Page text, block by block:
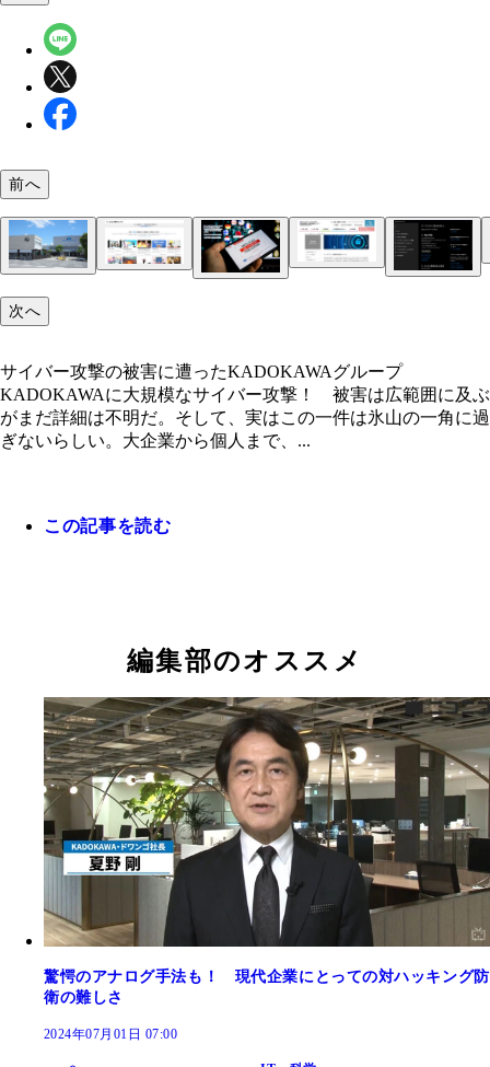
名古屋港やトヨタ関連会社もサイバー攻撃の被
停止する事態に！。そして今年、JAXAは昨年から
回のサイバー攻撃が続き各種情報が流出したこと
している
6月8日に発覚したKADOKAWAグループへのサイ
撃により「ニコニコ動画」はサービス全般がスト
ムへ移籍する事態に……
金を支払わない場合、盗まれた各種データが流出
まう
大病院もサイバー攻撃の標的に！ 2022年10月31
阪急性期・総合医療センターがサイバー攻撃を受
れ、最新の脅威もブロックするのが特長だ。しか
ット広告に頻繁に登場するアンチウイルスソフト
すると、Windowsセキュリティがオフになってしま
で要注意です！
パスワード管理にはGoogleやAppleのシステムを積
活用しましょう！ GoogleやApple製品にはパスワ
自動生成して管理するシステムが搭載。スマホな
前へ
次へ
サイバー攻撃の被害に遭ったKADOKAWAグループ
KADOKAWAに大規模なサイバー攻撃！ 被害は広範囲に及ぶ
がまだ詳細は不明だ。そして、実はこの一件は氷山の一角に過
ぎないらしい。大企業から個人まで、...
この記事を読む
編集部のオススメ
驚愕のアナログ手法も！ 現代企業にとっての対ハッキング防
衛の難しさ
2024年07月01日 07:00